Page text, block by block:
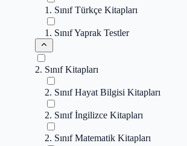
1. Sınıf Türkçe Kitapları
1. Sınıf Yaprak Testler
2. Sınıf Kitapları
2. Sınıf Hayat Bilgisi Kitapları
2. Sınıf İngilizce Kitapları
2. Sınıf Matematik Kitapları